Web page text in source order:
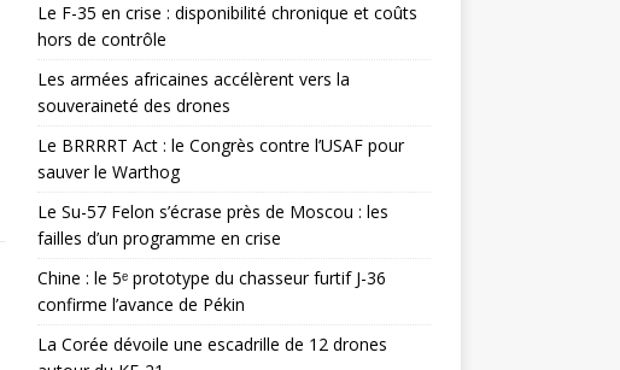
Le F-35 en crise : disponibilité chronique et coûts
hors de contrôle
Les armées africaines accélèrent vers la
souveraineté des drones
Le BRRRRT Act : le Congrès contre l’USAF pour
sauver le Warthog
Le Su-57 Felon s’écrase près de Moscou : les
failles d’un programme en crise
Chine : le 5ᵉ prototype du chasseur furtif J-36
confirme l’avance de Pékin
La Corée dévoile une escadrille de 12 drones